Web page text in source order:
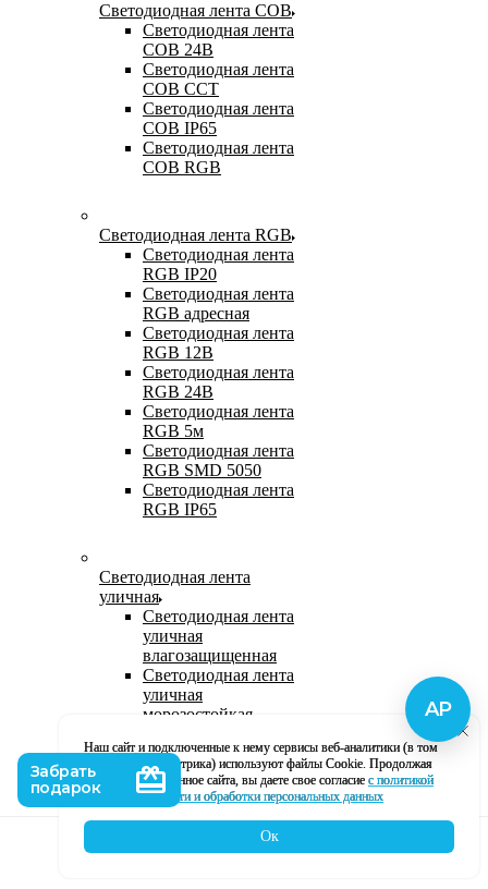
Светодиодная лента COB
Светодиодная лента
COB 24В
Светодиодная лента
COB CCT
Светодиодная лента
COB IP65
Светодиодная лента
COB RGB
Светодиодная лента RGB
Светодиодная лента
RGB IP20
Светодиодная лента
RGB адресная
Светодиодная лента
RGB 12В
Светодиодная лента
RGB 24В
Светодиодная лента
RGB 5м
Светодиодная лента
RGB SMD 5050
Светодиодная лента
RGB IP65
Светодиодная лента
уличная
Светодиодная лента
уличная
влагозащищенная
Светодиодная лента
уличная
морозостойкая
светодиодная лента
220В
Светодиодная лента
уличная в силиконе
Наш сайт и подключенные к нему сервисы веб-аналитики (в том
числе, Яндекс Метрика) используют файлы Cookie. Продолжая
использование данное сайта, вы даете свое согласие с политикой
кофиденциальности и обработки персональных данных
Ок